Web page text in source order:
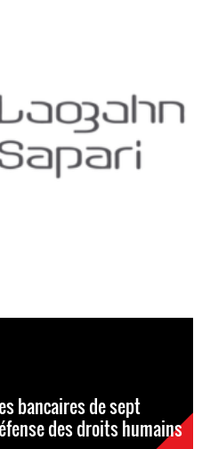
bancaires de sept
des droits humains